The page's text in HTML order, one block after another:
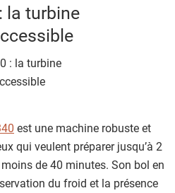
la turbine
est une machine robuste et
qui veulent préparer jusqu’à 2
de 40 minutes. Son bol en
du froid et la présence